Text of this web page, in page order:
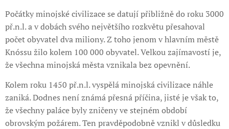
Počátky minojské civilizace se datují přibližně do roku 3000
př.n.l. a v dobách svého největšího rozkvětu přesahoval
počet obyvatel dva miliony. Z toho jenom v hlavním městě
Knóssu žilo kolem 100 000 obyvatel. Velkou zajímavostí je,
že všechna minojská města vznikala bez opevnění.
Kolem roku 1450 př.n.l. vyspělá minojská civilizace náhle
zaniká. Dodnes není známá přesná příčina, jisté je však to,
že všechny paláce byly zničeny ve stejném období
obrovským požárem. Ten pravděpodobně vznikl v důsledku